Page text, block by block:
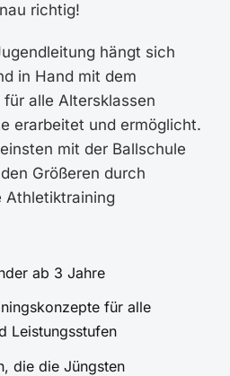
richtig!
hängt sich
in Hand mit dem
alle Altersklassen
erarbeitet und ermöglicht.
mit der Ballschule
Größeren durch
Athletiktraining
ab 3 Jahre
für alle
Leistungsstufen
die die Jüngsten